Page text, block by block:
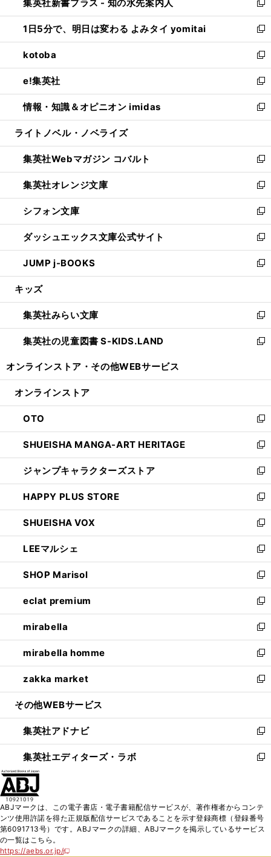
く
ド
ウ
で
開
く
ィ
ン
ド
ウ
で
開
く
い
ウ
ィ
ン
ド
ウ
で
開
く
集英社新書プラス - 知の水先案内人
新
し
い
ウ
ィ
ン
ド
ウ
で
開
1日5分で、明日は変わる よみタイ yomitai
新
し
い
ウ
ィ
ン
ド
ウ
開
く
kotoba
新
し
い
ウ
ィ
ン
ウ
で
開
く
e!集英社
新
し
い
ウ
ン
ド
ウ
で
開
く
情報・知識＆オピニオン imidas
新
し
ウ
ィ
ン
ド
ウ
で
開
く
ライトノベル・ノベライズ
集英社Webマガジン コバルト
新
し
い
ウ
ィ
ン
ド
ウ
で
開
集英社オレンジ文庫
新
し
い
ウ
ィ
ン
ド
ウ
開
く
シフォン文庫
新
し
い
ウ
ィ
ン
ウ
で
開
く
ダッシュエックス文庫公式サイト
新
し
い
ウ
ン
ド
ウ
で
JUMP j-BOOKS
新
し
ウ
ィ
ン
ド
開
キッズ
集英社みらい文庫
新
し
い
ン
ウ
で
開
く
集英社の児童図書 S-KIDS.LAND
新
ウ
ン
ド
ウ
で
開
く
オンラインストア・ その他WEBサービス
オンラインストア
OTO
新
し
い
ウ
ィ
ン
ド
ウ
で
開
く
SHUEISHA MANGA-ART HERITAGE
新
し
い
ウ
ィ
ン
ド
ウ
で
開
く
ジャンプキャラクターズストア
新
し
い
ウ
ィ
ン
ド
ウ
で
開
く
HAPPY PLUS STORE
新
し
い
ウ
ィ
ン
ド
ウ
で
開
く
SHUEISHA VOX
新
し
い
ウ
ィ
ン
ド
ウ
で
開
く
LEEマルシェ
新
し
い
ウ
ィ
ン
ド
ウ
で
開
く
SHOP Marisol
新
し
い
ウ
ィ
ン
ド
ウ
で
開
eclat premium
新
し
い
ウ
ィ
ン
ド
ウ
開
く
mirabella
新
し
い
ウ
ィ
ン
ウ
で
開
く
mirabella homme
新
し
い
ウ
ン
ド
ウ
で
zakka market
新
し
ウ
ィ
ン
ド
く
その他WEBサービス
集英社アドナビ
新
し
い
ド
ウ
で
集英社エディターズ・ラボ
新
ィ
ン
ド
ABJマークは、この電子書店・電子書籍配信サービスが、著作権者からコンテ
ンツ使用許諾を得た正規版配信サービスであることを示す登録商標（登録番号
第6091713号）です。ABJマークの詳細、ABJマークを掲示しているサービス
の一覧はこちら。
https://aebs.or.jp/
新